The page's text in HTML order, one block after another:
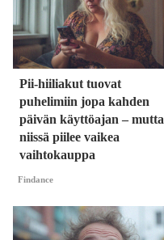
Pii-hiiliakut tuovat
puhelimiin jopa kahden
päivän käyttöajan – mutta
niissä piilee vaikea
vaihtokauppa
Findance